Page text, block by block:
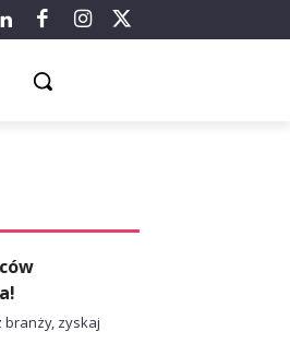
branży, zyskaj